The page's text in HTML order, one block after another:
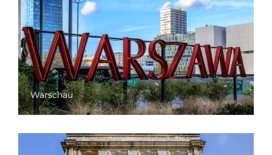
Warschau